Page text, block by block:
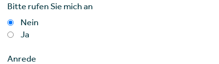
Bitte rufen Sie mich an
Nein
Ja
Anrede